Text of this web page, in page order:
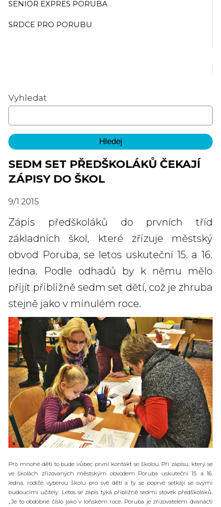
SENIOR EXPRES PORUBA
SRDCE PRO PORUBU
Vyhledat
SEDM SET PŘEDŠKOLÁKŮ ČEKAJÍ
ZÁPISY DO ŠKOL
9/1 2015
Zápis předškoláků do prvních tříd
základních škol, které zřizuje městský
obvod Poruba, se letos uskuteční 15. a 16.
ledna. Podle odhadů by k němu mělo
přijít přibližně sedm set dětí, což je zhruba
stejně jako v minulém roce.
Pro mnohé děti to bude vůbec první kontakt se školou. Při zápisu, který se
ve školách zřizovaných městským obvodem Poruba uskuteční 15. a 16.
ledna, rodiče vyberou školu pro své děti a ty se poprvé setkají se svými
budoucími učitely. Letos se zápis týká přibližně sedmi stovek předškoláků.
„Je to obdobné číslo jako v loňském roce. Poruba je zřizovatelem dvanácti